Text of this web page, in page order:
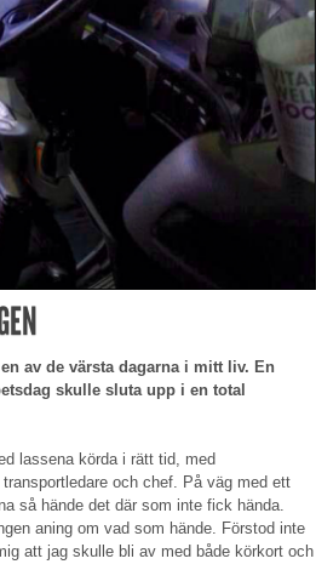
av de värsta dagarna i mitt liv. En
skulle sluta upp i en total
lassena körda i rätt tid, med
och chef. På väg med ett
så hände det där som inte fick hända.
aning om vad som hände. Förstod inte
att jag skulle bli av med både körkort och